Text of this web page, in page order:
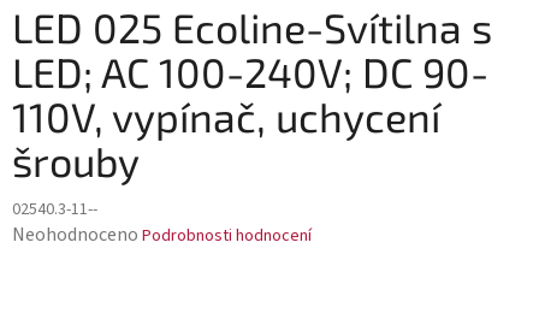
LED 025 Ecoline-Svítilna s
LED; AC 100-240V; DC 90-
110V, vypínač, uchycení
šrouby
02540.3-11--
Průměrné
Neohodnoceno Podrobnosti hodnocení